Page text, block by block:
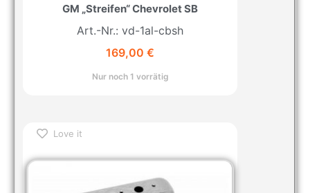
GM „Streifen“ Chevrolet SB
Art.-Nr.: vd-1al-cbsh
169,00 €
Nur noch 1 vorrätig
Love it